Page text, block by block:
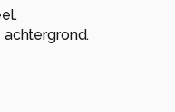
achtergrond.